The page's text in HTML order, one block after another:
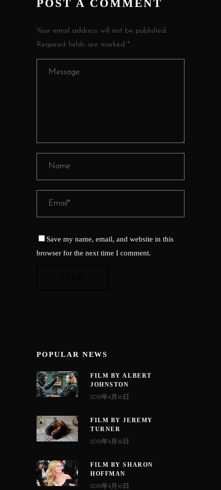
POST A COMMENT
Your email address will not be published.
Required fields are marked *
Save my name, email, and website in this
browser for the next time I comment.
POPULAR NEWS
FILM BY ALBERT
JOHNSTON
2018年4月16日
FILM BY JEREMY
TURNER
2018年4月16日
FILM BY SHARON
HOFFMAN
2018年4月16日